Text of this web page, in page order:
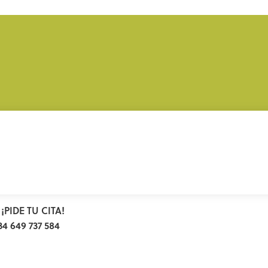
¡PIDE TU CITA!
649 737 584